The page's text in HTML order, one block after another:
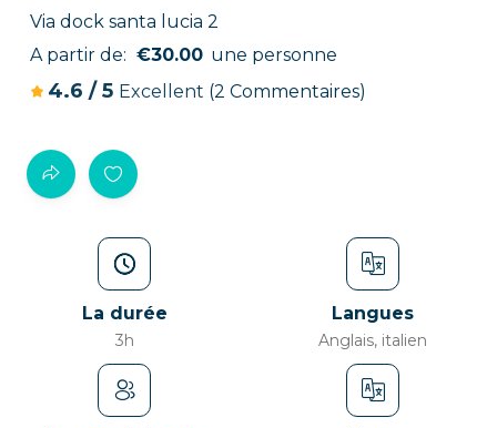
Via dock santa lucia 2
A partir de: €30.00 une personne
4.6 /5 Excellent (2 Commentaires)
La durée
3h
Langues
Anglais, italien